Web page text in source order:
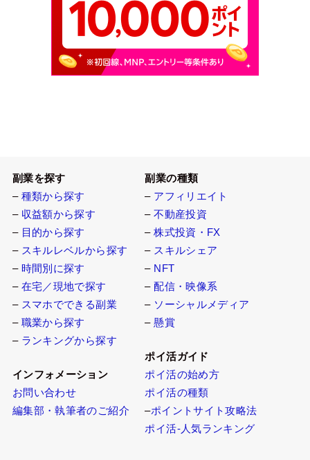
副業を探す
– 種類から探す
– 収益額から探す
– 目的から探す
– スキルレベルから探す
– 時間別に探す
– 在宅／現地で探す
– スマホでできる副業
– 職業から探す
– ランキングから探す
インフォメーション
お問い合わせ
編集部・執筆者のご紹介
副業の種類
– アフィリエイト
–不動産投資
–株式投資・FX
– スキルシェア
– NFT
– 配信・映像系
– ソーシャルメディア
–懸賞
ポイ活ガイド
ポイ活の始め方
ポイ活の種類
–ポイントサイト攻略法
ポイ活-人気ランキング